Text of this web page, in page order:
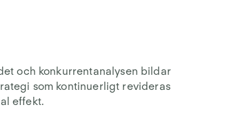
och konkurrentanalysen bildar
som kontinuerligt revideras
effekt.